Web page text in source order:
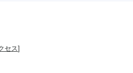
セス]